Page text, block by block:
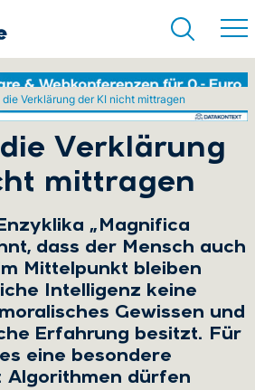
die Verklärung der KI nicht mittragen
Verklärung
mittragen
„Magnifica
dass der Mensch auch
Mittelpunkt bleiben
Intelligenz keine
Gewissen und
Erfahrung besitzt. Für
eine besondere
Algorithmen dürfen